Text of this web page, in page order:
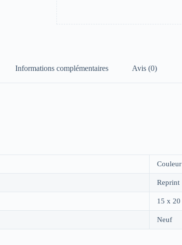
Informations complémentaires Avis (0)
Couleur
Reprint
15 x 20
Neuf